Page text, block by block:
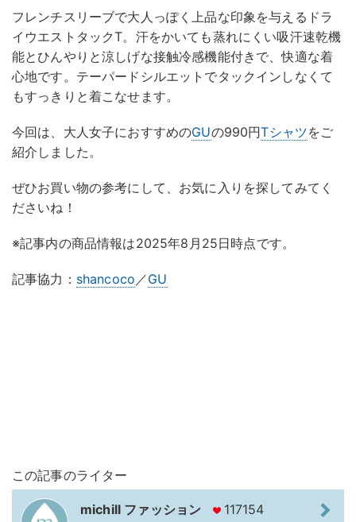
フレンチスリーブで大人っぽく上品な印象を与えるドラ
イウエストタックT。汗をかいても蒸れにくい吸汗速乾機
能とひんやりと涼しげな接触冷感機能付きで、快適な着
心地です。テーパードシルエットでタックインしなくて
もすっきりと着こなせます。
今回は、大人女子におすすめのGUの990円Tシャツをご
紹介しました。
ぜひお買い物の参考にして、お気に入りを探してみてく
ださいね！
※記事内の商品情報は2025年8月25日時点です。
記事協力： shancoco ／GU
この記事のライター
michill ファッション 117154